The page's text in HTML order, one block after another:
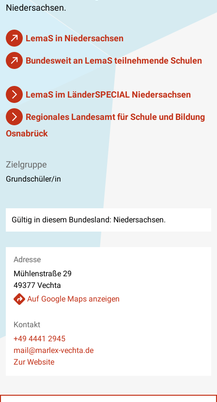
Niedersachsen.
LemaS in Niedersachsen
Bundesweit an LemaS teilnehmende Schulen
LemaS im LänderSPECIAL Niedersachsen
Regionales Landesamt für Schule und Bildung
Osnabrück
Zielgruppe
Grundschüler/in
Gültig in diesem Bundesland: Niedersachsen.
Adresse
Mühlenstraße 29
49377 Vechta
Auf Google Maps anzeigen
Kontakt
Telefon
+49 4441 2945
E-Mail
mail@marlex-vechta.de
Website
Zur Website